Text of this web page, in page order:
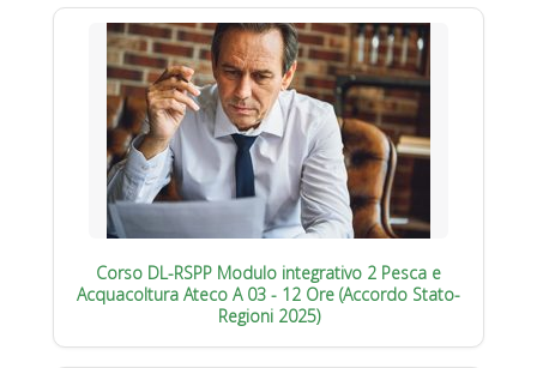
Corso DL-RSPP Modulo integrativo 2 Pesca e
Acquacoltura Ateco A 03 - 12 Ore (Accordo Stato-
Regioni 2025)